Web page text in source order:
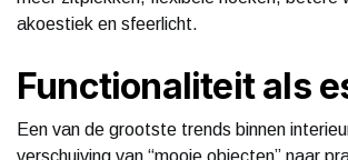
akoestiek en sfeerlicht.
Functionaliteit als
Een van de grootste trends binnen
verschuiving van “mooie objecten” naar